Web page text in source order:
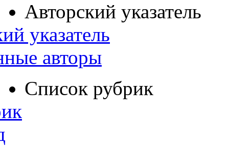
Авторский указатель
указатель
авторы
Список рубрик